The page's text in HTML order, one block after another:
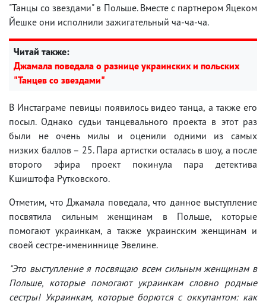
"Танцы со звездами" в Польше. Вместе с партнером Яцеком
Йешке они исполнили зажигательный ча-ча-ча.
Читай также:
Джамала поведала о разнице украинских и польских
"Танцев со звездами"
В Инстаграме певицы появилось видео танца, а также его
посыл. Однако судьи танцевального проекта в этот раз
были не очень милы и оценили одними из самых
низких баллов – 25. Пара артистки осталась в шоу, а после
второго эфира проект покинула пара детектива
Кшиштофа Рутковского.
Отметим, что Джамала поведала, что данное выступление
посвятила сильным женщинам в Польше, которые
помогают украинкам, а также украинским женщинам и
своей сестре-имениннице Эвелине.
"Это выступление я посвящаю всем сильным женщинам в
Польше, которые помогают украинкам словно родные
сестры! Украинкам, которые борются с оккупантом: как